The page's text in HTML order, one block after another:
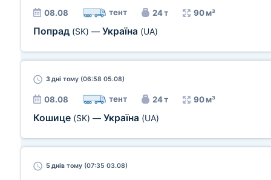
08.08 тент 24 т 90 м³
Попрад (SK) — Україна (UA)
3 дні тому (06:58 05.08)
08.08 тент 24 т 90 м³
Кошице (SK) — Україна (UA)
5 днів тому (07:35 03.08)